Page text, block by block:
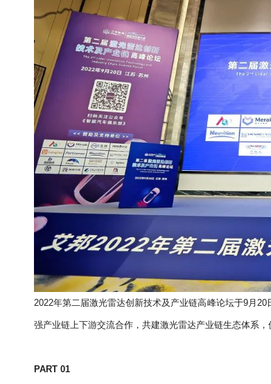
2022年第二届激光雷达创新技术及产业链高峰论坛于9月
强产业链上下游交流合作，共建激光雷达产业链生态体系，
PART 01